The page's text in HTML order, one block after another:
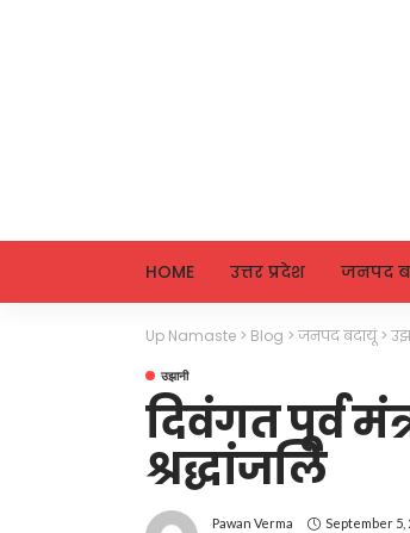
HOME उत्तर प्रदेश जनपद
Up Namaste > Blog > जनपद बदायूं>
उझानी
दिवंगत पूर्व
श्रद्धांजलि
Pawan Verma September 5,